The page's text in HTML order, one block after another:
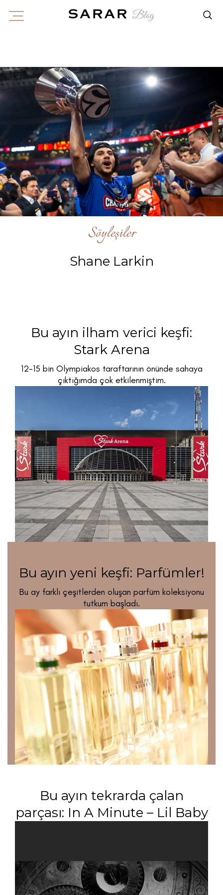
Söyleşiler
Shane Larkin
Bu ayın ilham verici keşfi:
Stark Arena
12-15 bin Olympiakos taraftarının önünde sahaya
çıktığımda çok etkilenmiştim.
Bu ayın yeni keşfi: Parfümler!
Bu ay farklı çeşitlerden oluşan parfüm koleksiyonu
tutkum başladı.
Bu ayın tekrarda çalan
parçası: In A Minute – Lil Baby